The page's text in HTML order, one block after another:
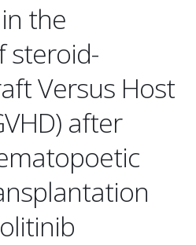
the
steroid-
Versus Host
after